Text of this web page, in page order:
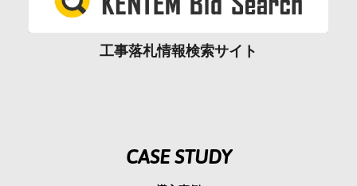
工事落札情報検索サイト
CASE STUDY